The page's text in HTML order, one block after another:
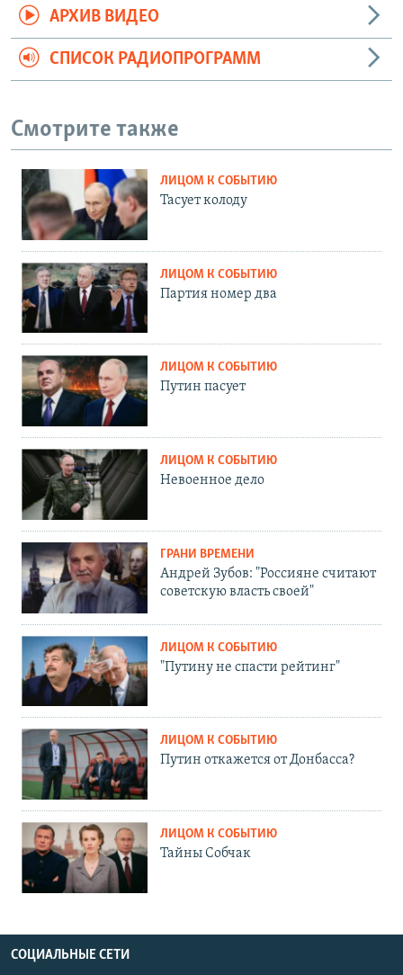
АРХИВ ВИДЕО
СПИСОК РАДИОПРОГРАММ
Смотрите также
ЛИЦОМ К СОБЫТИЮ
Тасует колоду
ЛИЦОМ К СОБЫТИЮ
Партия номер два
ЛИЦОМ К СОБЫТИЮ
Путин пасует
ЛИЦОМ К СОБЫТИЮ
Невоенное дело
ГРАНИ ВРЕМЕНИ
Андрей Зубов: "Россияне считают
советскую власть своей"
ЛИЦОМ К СОБЫТИЮ
"Путину не спасти рейтинг"
ЛИЦОМ К СОБЫТИЮ
Путин откажется от Донбасса?
ЛИЦОМ К СОБЫТИЮ
Тайны Собчак
СОЦИАЛЬНЫЕ СЕТИ